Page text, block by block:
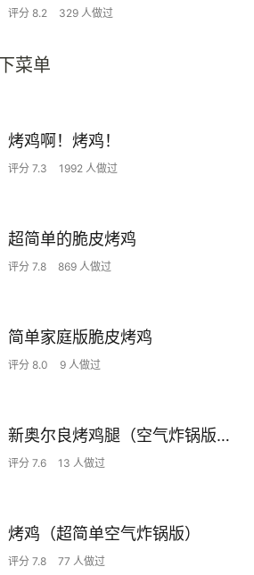
评分 8.2 329 人做过
菜单
烤鸡啊！烤鸡！
评分 7.3 1992 人做过
超简单的脆皮烤鸡
评分 7.8 869 人做过
简单家庭版脆皮烤鸡
评分 8.0 9 人做过
新奥尔良烤鸡腿（空气炸锅版本）
评分 7.6 13 人做过
烤鸡（超简单空气炸锅版）
评分 7.8 77 人做过